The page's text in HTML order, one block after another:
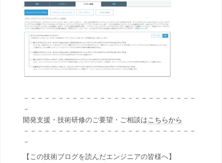
－－－－－－－－－－－－－－－－－－－－－－－－－
－
開発支援・技術研修のご要望・ご相談はこちらから
－－－－－－－－－－－－－－－－－－－－－－－－－
－
【この技術ブログを読んだエンジニアの皆様へ】